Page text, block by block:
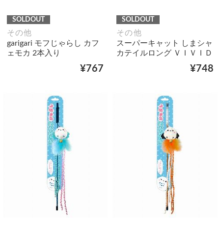
SOLDOUT
その他
garigari モフじゃらし カフ
ェモカ 2本入り
¥767
SOLDOUT
その他
スーパーキャット しまシャ
カテイルロング ＶＩＶＩＤ
¥748